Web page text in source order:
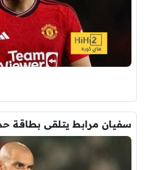
سفيان مرابط يتلقى بطاقة